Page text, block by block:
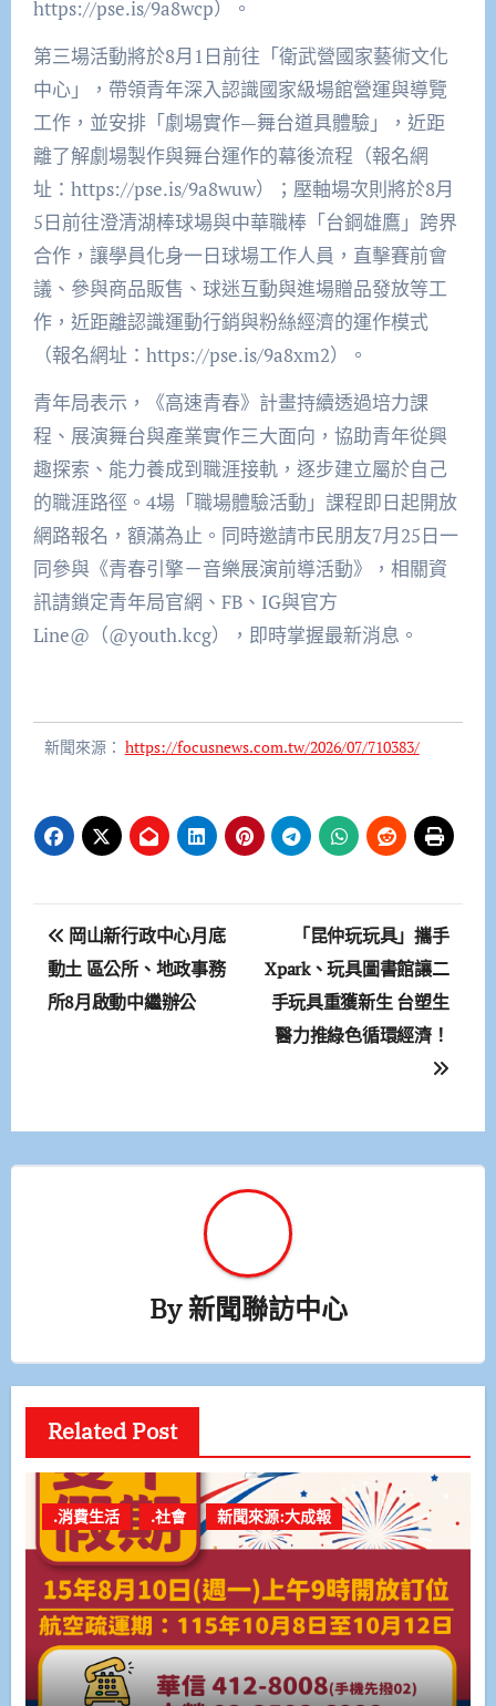
https://pse.is/9a8wcp）。
第三場活動將於8月1日前往「衛武營國家藝術文化
中心」，帶領青年深入認識國家級場館營運與導覽
工作，並安排「劇場實作—舞台道具體驗」，近距
離了解劇場製作與舞台運作的幕後流程（報名網
址：https://pse.is/9a8wuw）；壓軸場次則將於8月
5日前往澄清湖棒球場與中華職棒「台鋼雄鷹」跨界
合作，讓學員化身一日球場工作人員，直擊賽前會
議、參與商品販售、球迷互動與進場贈品發放等工
作，近距離認識運動行銷與粉絲經濟的運作模式
（報名網址：https://pse.is/9a8xm2）。
青年局表示，《高速青春》計畫持續透過培力課
程、展演舞台與產業實作三大面向，協助青年從興
趣探索、能力養成到職涯接軌，逐步建立屬於自己
的職涯路徑。4場「職場體驗活動」課程即日起開放
網路報名，額滿為止。同時邀請市民朋友7月25日一
同參與《青春引擎－音樂展演前導活動》，相關資
訊請鎖定青年局官網、FB、IG與官方
Line@（@youth.kcg），即時掌握最新消息。
新聞來源： https://focusnews.com.tw/2026/07/710383/
文
章
導
岡山新行政中心月底
動土 區公所、地政事務
所8月啟動中繼辦公
「昆仲玩玩具」攜手
Xpark、玩具圖書館讓二
手玩具重獲新生 台塑生
醫力推綠色循環經濟！
By新聞聯訪中心
Related Post
.消費生活 .社會 新聞來源:大成報